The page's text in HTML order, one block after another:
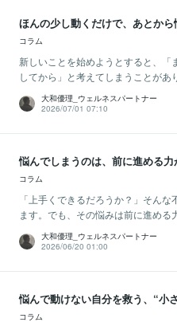
ほんの少し動くだけで、あとから
コラム
新しいことを始めようとすると、
してから」と考えてしまうことがあ
大和優理_ウェルネスパートナー
2026/07/01 07:10
悩んでしまうのは、前に進める
コラム
「上手くできるだろうか？」そん
ます。でも、その悩みは前に進める
大和優理_ウェルネスパートナー
2026/06/20 01:00
悩んで動けない自分を救う、“小
コラム